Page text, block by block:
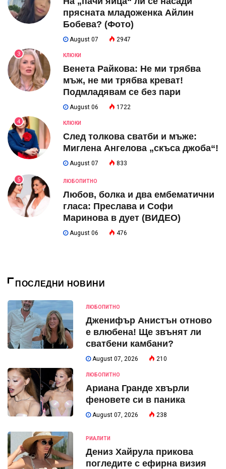
прясната младоженка Айлин
Бобева? (Фото)
August 07 2947
3 КЛЮКИ
Венета Райкова: Не ми трябва
мъж, не ми трябва креват!
Подмладявам се без пари
August 06 1722
4 КЛЮКИ
След толкова сватби и мъже:
Миглена Ангелова „скъса джоба“!
August 07 833
5 ЛЮБОПИТНО
Любов, болка и два ембематични
гласа: Преслава и Софи
Маринова в дует (ВИДЕО)
August 06 476
ПОСЛЕДНИ НОВИНИ
ЛЮБОПИТНО
Дженифър Анистън отново
е влюбена! Ще звънят ли
сватбени камбани?
August 07, 2026 210
ЛЮБОПИТНО
Ариана Гранде хвърли
феновете си в паника
August 07, 2026 238
РИАЛИТИ
Дениз Хайрула прикова
погледите с ефирна визия